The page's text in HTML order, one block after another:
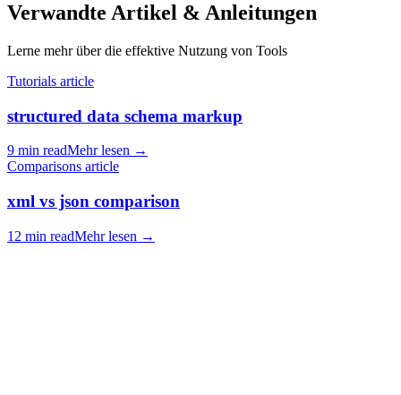
Verwandte Artikel & Anleitungen
Lerne mehr über die effektive Nutzung von Tools
Tutorials article
structured data schema markup
9 min readMehr lesen →
Comparisons article
xml vs json comparison
12 min readMehr lesen →